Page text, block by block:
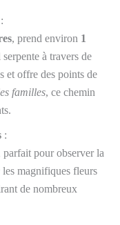
:
, prend environ 1
à travers de
et offre des points de
familles, ce chemin
:
parfait pour observer la
les magnifiques fleurs
de nombreux